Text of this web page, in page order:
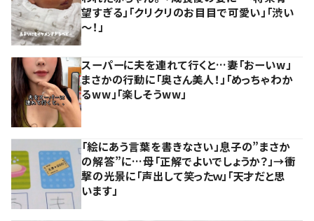
望すぎる」「クリクリのお目目で可愛い」「渋い
～！」
スーパーに夫を連れて行くと…妻「おーいw」
まさかの行動に「奥さん美人！」「めっちゃわか
るww」「楽しそうww」
「絵にあう言葉を書きなさい」息子の”まさか
の解答”に…母「正解でよいでしょうか？」→衝
撃の光景に「声出して笑ったｗ」「天才だと思
います」